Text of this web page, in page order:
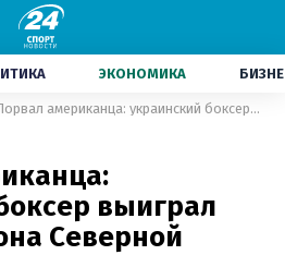
ЭКОНОМИКА
Порвал американца: украинский боксер выиграл титул чемпиона Северной Америки
выиграл
Северной